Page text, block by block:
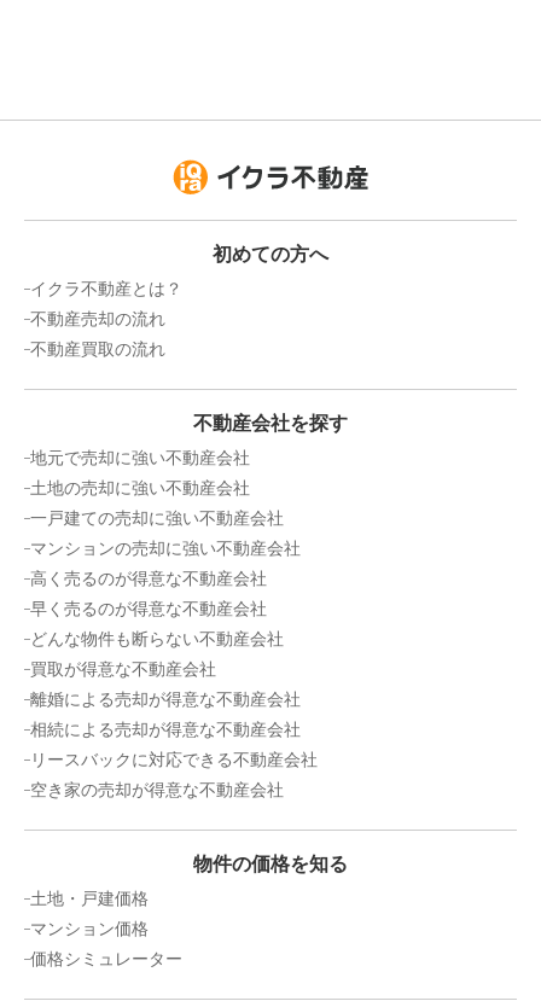
初めての方へ
イクラ不動産とは？
不動産売却の流れ
不動産買取の流れ
不動産会社を探す
地元で売却に強い不動産会社
土地の売却に強い不動産会社
一戸建ての売却に強い不動産会社
マンションの売却に強い不動産会社
高く売るのが得意な不動産会社
早く売るのが得意な不動産会社
どんな物件も断らない不動産会社
買取が得意な不動産会社
離婚による売却が得意な不動産会社
相続による売却が得意な不動産会社
リースバックに対応できる不動産会社
空き家の売却が得意な不動産会社
物件の価格を知る
土地・戸建価格
マンション価格
価格シミュレーター